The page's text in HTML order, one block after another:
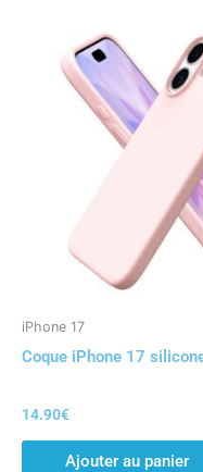
iPhone 17
Coque iPhone 17
14.90€
Ajouter au panier